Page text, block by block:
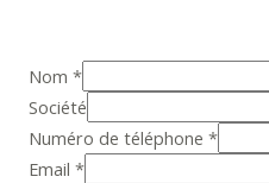
Nom *
Société
Numéro de téléphone *
Email *